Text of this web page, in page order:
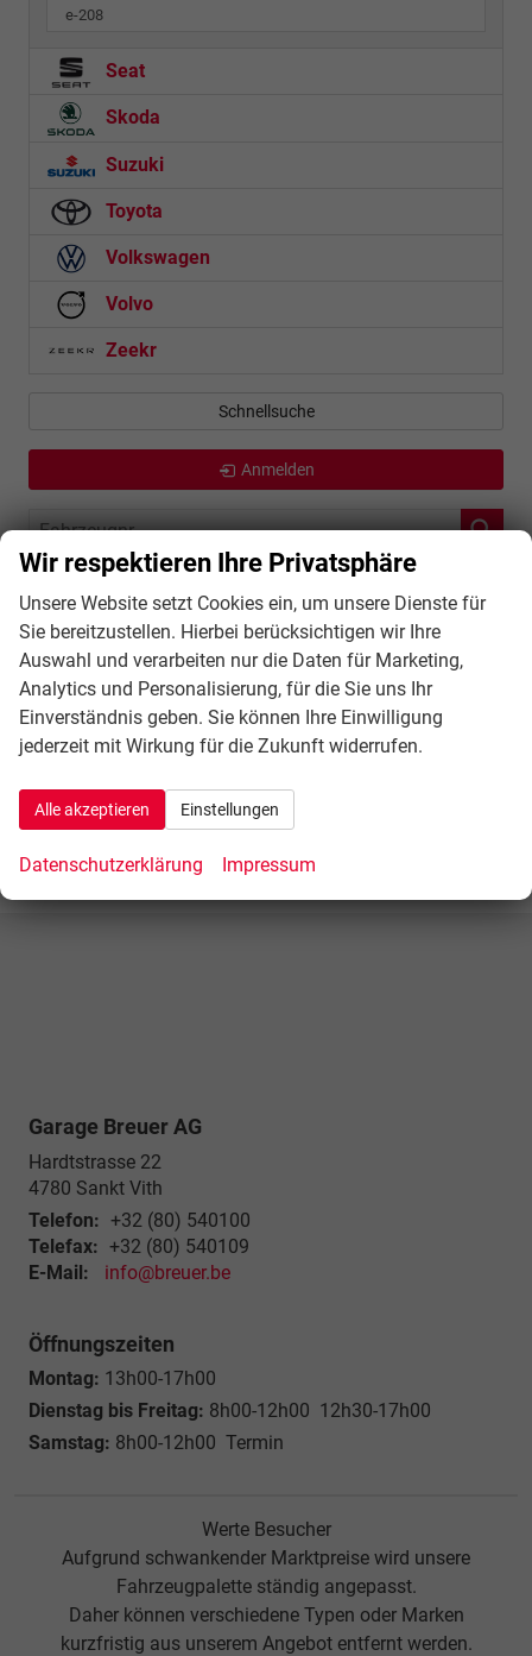
e-208
Seat
Skoda
Suzuki
Toyota
Volkswagen
Volvo
Zeekr
Schnellsuche
Anmelden
Fahrzeugnr.
Geparkte Fahrzeuge (
1567 Fahrzeuge
Vergleich Auto-Finanzierungen
Garage Breuer AG
Hardtstrasse 22
4780 Sankt Vith
Telefon: +32 (80) 540100
Telefax: +32 (80) 540109
E-Mail:
info@breuer.be
Öffnungszeiten
Montag: 13h00-17h00
Dienstag bis Freitag: 8h00-12h00 12h30-17h00
Samstag: 8h00-12h00 Termin
Werte Besucher
Aufgrund schwankender Marktpreise wird unsere
Fahrzeugpalette ständig angepasst.
Daher können verschiedene Typen oder Marken
kurzfristig aus unserem Angebot entfernt werden.
Wir respektieren Ihre Privatsphäre
Unsere Website setzt Cookies ein, um unsere Dienste für
Sie bereitzustellen. Hierbei berücksichtigen wir Ihre
Auswahl und verarbeiten nur die Daten für Marketing,
Analytics und Personalisierung, für die Sie uns Ihr
Einverständnis geben. Sie können Ihre Einwilligung
jederzeit mit Wirkung für die Zukunft widerrufen.
Alle akzeptieren Einstellungen
Datenschutzerklärung Impressum